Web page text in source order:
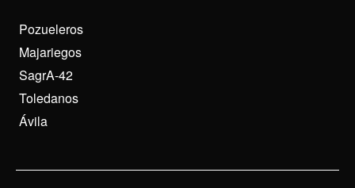
Pozueleros
Majariegos
SagrA-42
Toledanos
Ávila